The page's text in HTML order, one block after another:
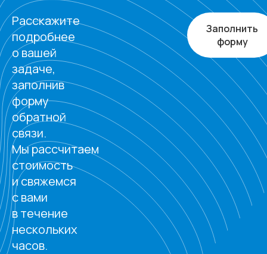
Расскажите
подробнее
о вашей
задаче,
заполнив
форму
обратной
связи.
Мы рассчитаем
стоимость
и свяжемся
с вами
в течение
нескольких
часов.
Заполнить
форму